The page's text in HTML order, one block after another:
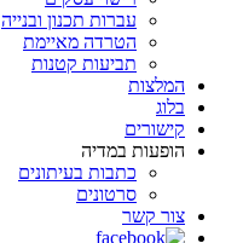
עברות תכנון ובנייה
הטרדה מאיימת
תביעות קטנות
המלצות
בלוג
קישורים
הופעות במדיה
כתבות בעיתונים
סרטונים
צור קשר